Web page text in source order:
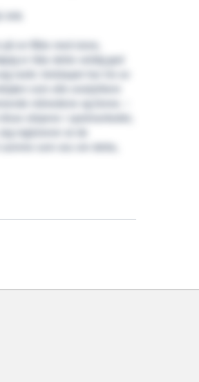
en flåte med store,
er ikke dette veldig god
raskt. Selskapet har tre av
som alle analytikere
månedene og årene. –
skipene i spotmarkedet,
registrerer at de
som oss om dette,